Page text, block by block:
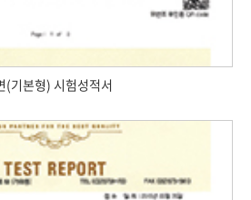
(기본형) 시험성적서